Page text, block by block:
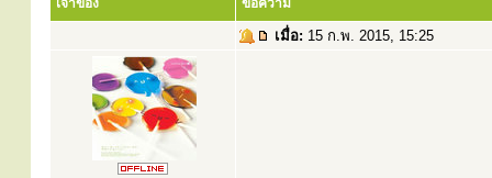
เจ้าของ ข้อความ
เมื่อ: 15 ก.พ. 2015, 15:25